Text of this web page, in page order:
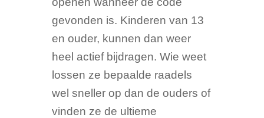
gevonden is. Kinderen van 13
en ouder, kunnen dan weer
heel actief bijdragen. Wie weet
lossen ze bepaalde raadels
wel sneller op dan de ouders of
vinden ze de ultieme